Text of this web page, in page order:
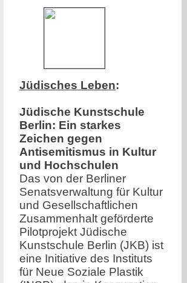
Jüdisches Leben:
Jüdische Kunstschule
Berlin: Ein starkes
Zeichen gegen
Antisemitismus in Kultur
und Hochschulen
Das von der Berliner
Senatsverwaltung für Kultur
und Gesellschaftlichen
Zusammenhalt geförderte
Pilotprojekt Jüdische
Kunstschule Berlin (JKB) ist
eine Initiative des Instituts
für Neue Soziale Plastik